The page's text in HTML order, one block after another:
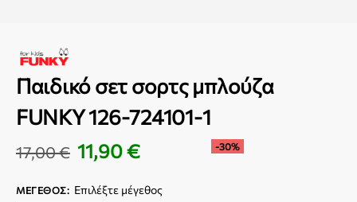
Παιδικό σετ σορτς μπλούζα
FUNKY 126-724101-1
17,00€ 11,90€ -30%
ΜΈΓΕΘΟΣ: Επιλέξτε μέγεθος